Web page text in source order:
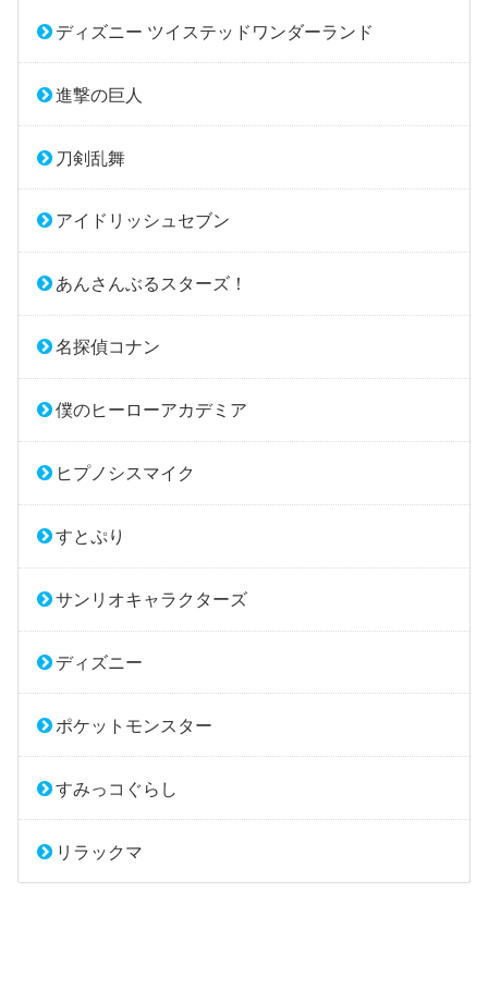
ディズニー ツイステッドワンダーランド
進撃の巨人
刀剣乱舞
アイドリッシュセブン
あんさんぶるスターズ！
名探偵コナン
僕のヒーローアカデミア
ヒプノシスマイク
すとぷり
サンリオキャラクターズ
ディズニー
ポケットモンスター
すみっコぐらし
リラックマ